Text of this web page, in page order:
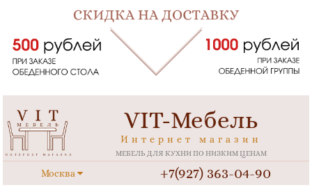
VIT-Мебель
Интернет магазин
МЕБЕЛЬ ДЛЯ КУХНИ ПО НИЗКИМ ЦЕНАМ
Москва +7(927) 363-04-90